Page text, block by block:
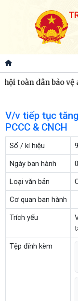
toàn dân bảo vệ
V/v tiếp tục
PCCC & CNCH
Số / kí hiệu
Ngày ban hành
Loại văn bản
Cơ quan ban hành
Trích yếu
Tệp đính kèm